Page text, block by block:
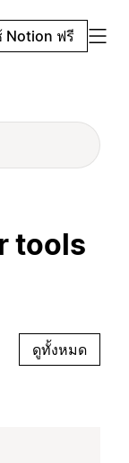
Notion ฟรี
tools
ดูทั้งหมด